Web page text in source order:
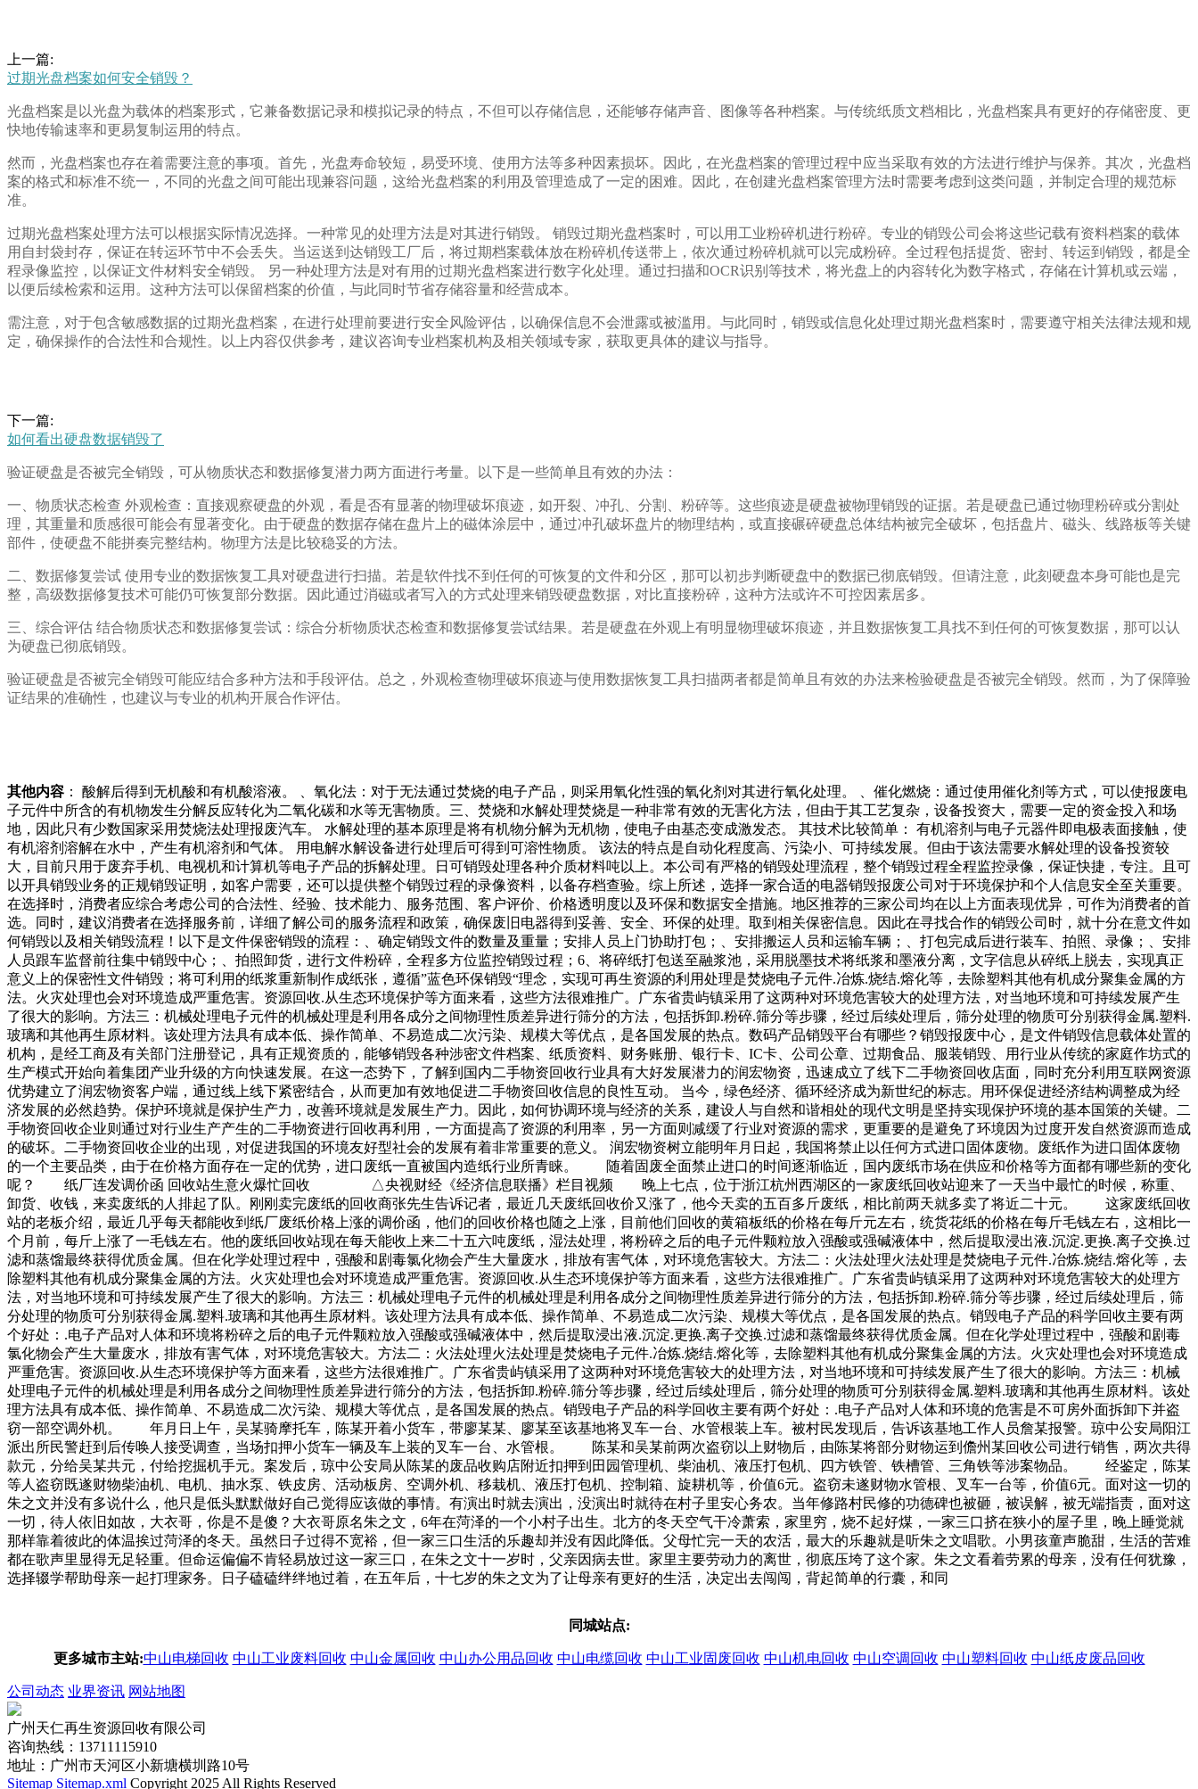
上一篇:
过期光盘档案如何安全销毁？
光盘档案是以光盘为载体的档案形式，它兼备数据记录和模拟记录的特点，不但可以存储信息，还能够存储声音、图像等各种档案。与传统纸质文档相比，光盘档案具有更好的存储密度、更
快地传输速率和更易复制运用的特点。
然而，光盘档案也存在着需要注意的事项。首先，光盘寿命较短，易受环境、使用方法等多种因素损坏。因此，在光盘档案的管理过程中应当采取有效的方法进行维护与保养。其次，光盘档
案的格式和标准不统一，不同的光盘之间可能出现兼容问题，这给光盘档案的利用及管理造成了一定的困难。因此，在创建光盘档案管理方法时需要考虑到这类问题，并制定合理的规范标
准。
过期光盘档案处理方法可以根据实际情况选择。一种常见的处理方法是对其进行销毁。 销毁过期光盘档案时，可以用工业粉碎机进行粉碎。专业的销毁公司会将这些记载有资料档案的载体
用自封袋封存，保证在转运环节中不会丢失。当运送到达销毁工厂后，将过期档案载体放在粉碎机传送带上，依次通过粉碎机就可以完成粉碎。全过程包括提货、密封、转运到销毁，都是全
程录像监控，以保证文件材料安全销毁。 另一种处理方法是对有用的过期光盘档案进行数字化处理。通过扫描和OCR识别等技术，将光盘上的内容转化为数字格式，存储在计算机或云端，
以便后续检索和运用。这种方法可以保留档案的价值，与此同时节省存储容量和经营成本。
需注意，对于包含敏感数据的过期光盘档案，在进行处理前要进行安全风险评估，以确保信息不会泄露或被滥用。与此同时，销毁或信息化处理过期光盘档案时，需要遵守相关法律法规和规
定，确保操作的合法性和合规性。以上内容仅供参考，建议咨询专业档案机构及相关领域专家，获取更具体的建议与指导。
下一篇:
如何看出硬盘数据销毁了
验证硬盘是否被完全销毁，可从物质状态和数据修复潜力两方面进行考量。以下是一些简单且有效的办法：
一、物质状态检查 外观检查：直接观察硬盘的外观，看是否有显著的物理破坏痕迹，如开裂、冲孔、分割、粉碎等。这些痕迹是硬盘被物理销毁的证据。若是硬盘已通过物理粉碎或分割处
理，其重量和质感很可能会有显著变化。由于硬盘的数据存储在盘片上的磁体涂层中，通过冲孔破坏盘片的物理结构，或直接碾碎硬盘总体结构被完全破坏，包括盘片、磁头、线路板等关键
部件，使硬盘不能拼奏完整结构。物理方法是比较稳妥的方法。
二、数据修复尝试 使用专业的数据恢复工具对硬盘进行扫描。若是软件找不到任何的可恢复的文件和分区，那可以初步判断硬盘中的数据已彻底销毁。但请注意，此刻硬盘本身可能也是完
整，高级数据修复技术可能仍可恢复部分数据。因此通过消磁或者写入的方式处理来销毁硬盘数据，对比直接粉碎，这种方法或许不可控因素居多。
三、综合评估 结合物质状态和数据修复尝试：综合分析物质状态检查和数据修复尝试结果。若是硬盘在外观上有明显物理破坏痕迹，并且数据恢复工具找不到任何的可恢复数据，那可以认
为硬盘已彻底销毁。
验证硬盘是否被完全销毁可能应结合多种方法和手段评估。总之，外观检查物理破坏痕迹与使用数据恢复工具扫描两者都是简单且有效的办法来检验硬盘是否被完全销毁。然而，为了保障验
证结果的准确性，也建议与专业的机构开展合作评估。
其他内容 ： 酸解后得到无机酸和有机酸溶液。 、氧化法：对于无法通过焚烧的电子产品，则采用氧化性强的氧化剂对其进行氧化处理。 、催化燃烧：通过使用催化剂等方式，可以使报废电
子元件中所含的有机物发生分解反应转化为二氧化碳和水等无害物质。三、焚烧和水解处理焚烧是一种非常有效的无害化方法，但由于其工艺复杂，设备投资大，需要一定的资金投入和场
地，因此只有少数国家采用焚烧法处理报废汽车。 水解处理的基本原理是将有机物分解为无机物，使电子由基态变成激发态。 其技术比较简单： 有机溶剂与电子元器件即电极表面接触，使
有机溶剂溶解在水中，产生有机溶剂和气体。 用电解水解设备进行处理后可得到可溶性物质。 该法的特点是自动化程度高、污染小、可持续发展。但由于该法需要水解处理的设备投资较
大，目前只用于废弃手机、电视机和计算机等电子产品的拆解处理。日可销毁处理各种介质材料吨以上。本公司有严格的销毁处理流程，整个销毁过程全程监控录像，保证快捷，专注。且可
以开具销毁业务的正规销毁证明，如客户需要，还可以提供整个销毁过程的录像资料，以备存档查验。综上所述，选择一家合适的电器销毁报废公司对于环境保护和个人信息安全至关重要。
在选择时，消费者应综合考虑公司的合法性、经验、技术能力、服务范围、客户评价、价格透明度以及环保和数据安全措施。地区推荐的三家公司均在以上方面表现优异，可作为消费者的首
选。同时，建议消费者在选择服务前，详细了解公司的服务流程和政策，确保废旧电器得到妥善、安全、环保的处理。取到相关保密信息。因此在寻找合作的销毁公司时，就十分在意文件如
何销毁以及相关销毁流程！以下是文件保密销毁的流程：、确定销毁文件的数量及重量；安排人员上门协助打包；、安排搬运人员和运输车辆；、打包完成后进行装车、拍照、录像；、安排
人员跟车监督前往集中销毁中心；、拍照卸货，进行文件粉碎，全程多方位监控销毁过程；6、将碎纸打包送至融浆池，采用脱墨技术将纸浆和墨液分离，文字信息从碎纸上脱去，实现真正
意义上的保密性文件销毁；将可利用的纸浆重新制作成纸张，遵循”蓝色环保销毁“理念，实现可再生资源的利用处理是焚烧电子元件.冶炼.烧结.熔化等，去除塑料其他有机成分聚集金属的方
法。火灾处理也会对环境造成严重危害。资源回收.从生态环境保护等方面来看，这些方法很难推广。广东省贵屿镇采用了这两种对环境危害较大的处理方法，对当地环境和可持续发展产生
了很大的影响。方法三：机械处理电子元件的机械处理是利用各成分之间物理性质差异进行筛分的方法，包括拆卸.粉碎.筛分等步骤，经过后续处理后，筛分处理的物质可分别获得金属.塑料.
玻璃和其他再生原材料。该处理方法具有成本低、操作简单、不易造成二次污染、规模大等优点，是各国发展的热点。数码产品销毁平台有哪些？销毁报废中心，是文件销毁信息载体处置的
机构，是经工商及有关部门注册登记，具有正规资质的，能够销毁各种涉密文件档案、纸质资料、财务账册、银行卡、IC卡、公司公章、过期食品、服装销毁、用行业从传统的家庭作坊式的
生产模式开始向着集团产业升级的方向快速发展。在这一态势下，了解到国内二手物资回收行业具有大好发展潜力的润宏物资，迅速成立了线下二手物资回收店面，同时充分利用互联网资源
优势建立了润宏物资客户端，通过线上线下紧密结合，从而更加有效地促进二手物资回收信息的良性互动。 当今，绿色经济、循环经济成为新世纪的标志。用环保促进经济结构调整成为经
济发展的必然趋势。保护环境就是保护生产力，改善环境就是发展生产力。因此，如何协调环境与经济的关系，建设人与自然和谐相处的现代文明是坚持实现保护环境的基本国策的关键。二
手物资回收企业则通过对行业生产产生的二手物资进行回收再利用，一方面提高了资源的利用率，另一方面则减缓了行业对资源的需求，更重要的是避免了环境因为过度开发自然资源而造成
的破坏。二手物资回收企业的出现，对促进我国的环境友好型社会的发展有着非常重要的意义。 润宏物资树立能明年月日起，我国将禁止以任何方式进口固体废物。废纸作为进口固体废物
的一个主要品类，由于在价格方面存在一定的优势，进口废纸一直被国内造纸行业所青睐。 随着固废全面禁止进口的时间逐渐临近，国内废纸市场在供应和价格等方面都有哪些新的变化
呢？ 纸厂连发调价函 回收站生意火爆忙回收 △央视财经《经济信息联播》栏目视频 晚上七点，位于浙江杭州西湖区的一家废纸回收站迎来了一天当中最忙的时候，称重、
卸货、收钱，来卖废纸的人排起了队。刚刚卖完废纸的回收商张先生告诉记者，最近几天废纸回收价又涨了，他今天卖的五百多斤废纸，相比前两天就多卖了将近二十元。 这家废纸回收
站的老板介绍，最近几乎每天都能收到纸厂废纸价格上涨的调价函，他们的回收价格也随之上涨，目前他们回收的黄箱板纸的价格在每斤元左右，统货花纸的价格在每斤毛钱左右，这相比一
个月前，每斤上涨了一毛钱左右。他的废纸回收站现在每天能收上来二十五六吨废纸，湿法处理，将粉碎之后的电子元件颗粒放入强酸或强碱液体中，然后提取浸出液.沉淀.更换.离子交换.过
滤和蒸馏最终获得优质金属。但在化学处理过程中，强酸和剧毒氯化物会产生大量废水，排放有害气体，对环境危害较大。方法二：火法处理火法处理是焚烧电子元件.冶炼.烧结.熔化等，去
除塑料其他有机成分聚集金属的方法。火灾处理也会对环境造成严重危害。资源回收.从生态环境保护等方面来看，这些方法很难推广。广东省贵屿镇采用了这两种对环境危害较大的处理方
法，对当地环境和可持续发展产生了很大的影响。方法三：机械处理电子元件的机械处理是利用各成分之间物理性质差异进行筛分的方法，包括拆卸.粉碎.筛分等步骤，经过后续处理后，筛
分处理的物质可分别获得金属.塑料.玻璃和其他再生原材料。该处理方法具有成本低、操作简单、不易造成二次污染、规模大等优点，是各国发展的热点。销毁电子产品的科学回收主要有两
个好处：.电子产品对人体和环境将粉碎之后的电子元件颗粒放入强酸或强碱液体中，然后提取浸出液.沉淀.更换.离子交换.过滤和蒸馏最终获得优质金属。但在化学处理过程中，强酸和剧毒
氯化物会产生大量废水，排放有害气体，对环境危害较大。方法二：火法处理火法处理是焚烧电子元件.冶炼.烧结.熔化等，去除塑料其他有机成分聚集金属的方法。火灾处理也会对环境造成
严重危害。资源回收.从生态环境保护等方面来看，这些方法很难推广。广东省贵屿镇采用了这两种对环境危害较大的处理方法，对当地环境和可持续发展产生了很大的影响。方法三：机械
处理电子元件的机械处理是利用各成分之间物理性质差异进行筛分的方法，包括拆卸.粉碎.筛分等步骤，经过后续处理后，筛分处理的物质可分别获得金属.塑料.玻璃和其他再生原材料。该处
理方法具有成本低、操作简单、不易造成二次污染、规模大等优点，是各国发展的热点。销毁电子产品的科学回收主要有两个好处：.电子产品对人体和环境的危害是不可房外面拆卸下并盗
窃一部空调外机。 年月日上午，吴某骑摩托车，陈某开着小货车，带廖某某、廖某至该基地将叉车一台、水管根装上车。被村民发现后，告诉该基地工作人员詹某报警。琼中公安局阳江
派出所民警赶到后传唤人接受调查，当场扣押小货车一辆及车上装的叉车一台、水管根。 陈某和吴某前两次盗窃以上财物后，由陈某将部分财物运到儋州某回收公司进行销售，两次共得
款元，分给吴某共元，付给挖掘机手元。案发后，琼中公安局从陈某的废品收购店附近扣押到田园管理机、柴油机、液压打包机、四方铁管、铁槽管、三角铁等涉案物品。 经鉴定，陈某
等人盗窃既遂财物柴油机、电机、抽水泵、铁皮房、活动板房、空调外机、移栽机、液压打包机、控制箱、旋耕机等，价值6元。盗窃未遂财物水管根、叉车一台等，价值6元。面对这一切的
朱之文并没有多说什么，他只是低头默默做好自己觉得应该做的事情。有演出时就去演出，没演出时就待在村子里安心务农。当年修路村民修的功德碑也被砸，被误解，被无端指责，面对这
一切，待人依旧如故，大衣哥，你是不是傻？大衣哥原名朱之文，6年在菏泽的一个小村子出生。北方的冬天空气干冷萧索，家里穷，烧不起好煤，一家三口挤在狭小的屋子里，晚上睡觉就
那样靠着彼此的体温挨过菏泽的冬天。虽然日子过得不宽裕，但一家三口生活的乐趣却并没有因此降低。父母忙完一天的农活，最大的乐趣就是听朱之文唱歌。小男孩童声脆甜，生活的苦难
都在歌声里显得无足轻重。但命运偏偏不肯轻易放过这一家三口，在朱之文十一岁时，父亲因病去世。家里主要劳动力的离世，彻底压垮了这个家。朱之文看着劳累的母亲，没有任何犹豫，
选择辍学帮助母亲一起打理家务。日子磕磕绊绊地过着，在五年后，十七岁的朱之文为了让母亲有更好的生活，决定出去闯闯，背起简单的行囊，和同
同城站点:
更多城市主站:中山电梯回收 中山工业废料回收 中山金属回收 中山办公用品回收 中山电缆回收 中山工业固废回收 中山机电回收 中山空调回收 中山塑料回收 中山纸皮废品回收
公司动态 业界资讯 网站地图
广州天仁再生资源回收有限公司
咨询热线：13711115910
地址：广州市天河区小新塘横圳路10号
Sitemap Sitemap.xml Copyright 2025 All Rights Reserved